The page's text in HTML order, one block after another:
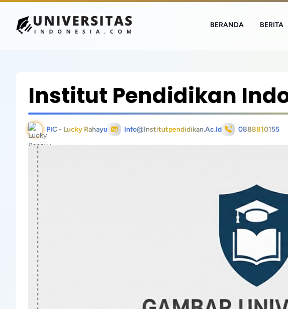
BERANDA BERITA
Institut Pendidikan
PIC - Lucky Rahayu Info@institutpendidikan.ac.id 0888810155